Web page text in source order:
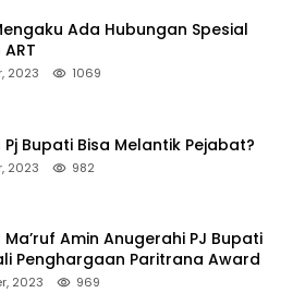
Ada Hubungan Spesial
Dengan ART
2023 1069
Bupati Bisa Melantik Pejabat?
2023 982
Amin Anugerahi PJ Bupati
Penghargaan Paritrana Award
2023 969